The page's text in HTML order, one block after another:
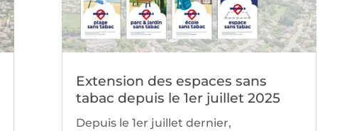
Extension des espaces sans
tabac depuis le 1er juillet 2025
Depuis le 1er juillet dernier,